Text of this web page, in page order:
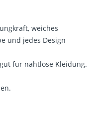
weiches
und jedes Design
für nahtlose Kleidung.